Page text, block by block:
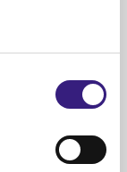
14.5.2021